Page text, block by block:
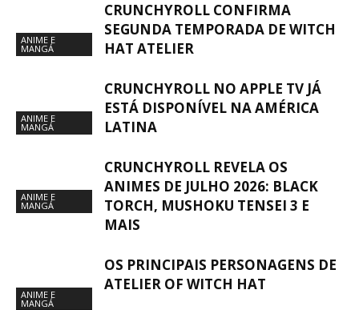
ANIME E
MANGÁ
CRUNCHYROLL CONFIRMA
SEGUNDA TEMPORADA DE WITCH
HAT ATELIER
ANIME E
MANGÁ
CRUNCHYROLL NO APPLE TV JÁ
ESTÁ DISPONÍVEL NA AMÉRICA
LATINA
ANIME E
MANGÁ
CRUNCHYROLL REVELA OS
ANIMES DE JULHO 2026: BLACK
TORCH, MUSHOKU TENSEI 3 E
MAIS
ANIME E
MANGÁ
OS PRINCIPAIS PERSONAGENS DE
ATELIER OF WITCH HAT